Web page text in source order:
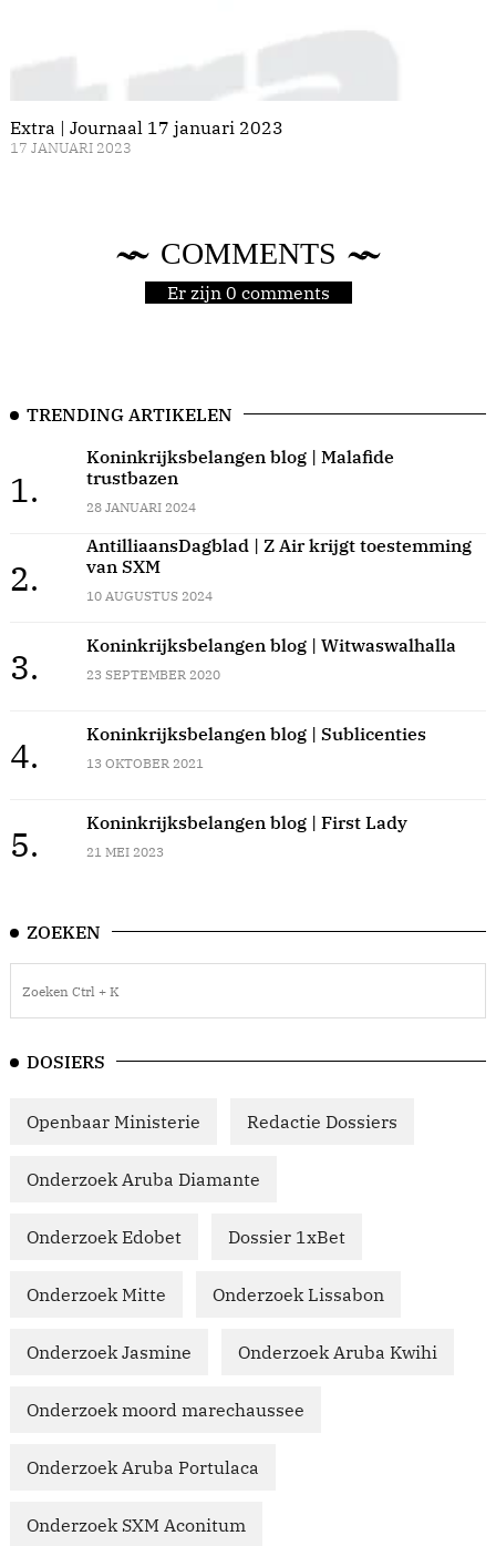
Extra | Journaal 17 januari 2023
17 JANUARI 2023
COMMENTS
Er zijn 0 comments
TRENDING ARTIKELEN
1.
Koninkrijksbelangen blog | Malafide
trustbazen
28 JANUARI 2024
2.
AntilliaansDagblad | Z Air krijgt toestemming
van SXM
10 AUGUSTUS 2024
3.
Koninkrijksbelangen blog | Witwaswalhalla
23 SEPTEMBER 2020
4.
Koninkrijksbelangen blog | Sublicenties
13 OKTOBER 2021
5.
Koninkrijksbelangen blog | First Lady
21 MEI 2023
ZOEKEN
DOSIERS
Openbaar Ministerie Redactie Dossiers
Onderzoek Aruba Diamante
Onderzoek Edobet Dossier 1xBet
Onderzoek Mitte Onderzoek Lissabon
Onderzoek Jasmine Onderzoek Aruba Kwihi
Onderzoek moord marechaussee
Onderzoek Aruba Portulaca
Onderzoek SXM Aconitum